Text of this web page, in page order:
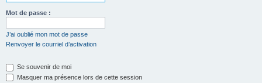
Mot de passe :
J’ai oublié mon mot de passe
Renvoyer le courriel d’activation
Se souvenir de moi
Masquer ma présence lors de cette session